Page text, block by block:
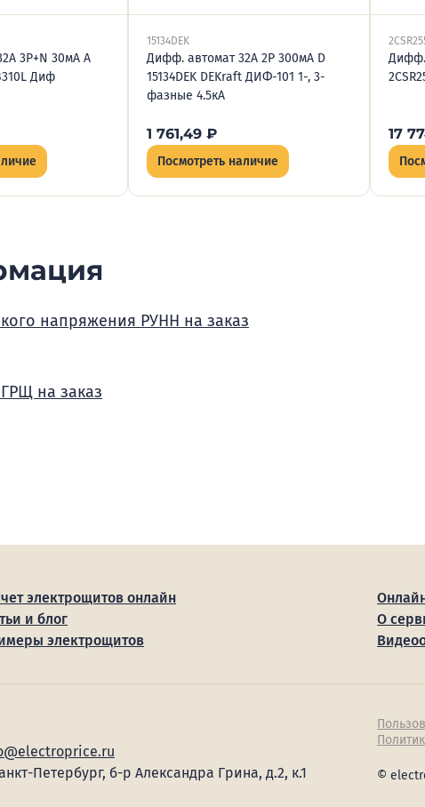
3P+N 30мА A
Диф
15134DEK
Дифф. автомат 32А 2P 300мА D
15134DEK DEKraft ДИФ-101 1-, 3-
фазные 4.5кА
1 761,49 ₽
Посмотреть наличие
Дифф.
17
напряжения РУНН на заказ
на заказ
электрощитов онлайн
и блог
О
электрощитов
Петербург, б-р Александра Грина, д.2, к.1
©